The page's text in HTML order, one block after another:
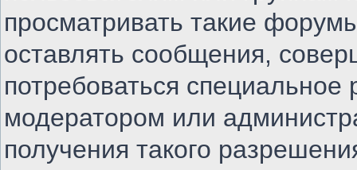
просматривать такие
оставлять сообщения,
потребоваться
модератором или
получения такого